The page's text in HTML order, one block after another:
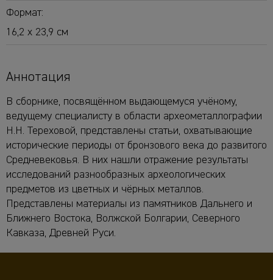
Формат:
16,2 х 23,9 см
Аннотация
В сборнике, посвящённом выдающемуся учёному,
ведущему специалисту в области археометаллографии
Н.Н. Тереховой, представлены статьи, охватывающие
исторические периоды от бронзового века до развитого
Средневековья. В них нашли отражение результаты
исследований разнообразных археологических
предметов из цветных и чёрных металлов.
Представлены материалы из памятников Дальнего и
Ближнего Востока, Волжской Болгарии, Северного
Кавказа, Древней Руси.